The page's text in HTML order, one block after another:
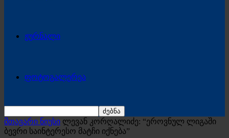
ჟურნალი
ფოტოგალერეა
მთავარი ნიუსი ლევან კორღალიძე: “ეროვნულ ლიგაში
ბევრი საინტერესო მატჩი იქნება”